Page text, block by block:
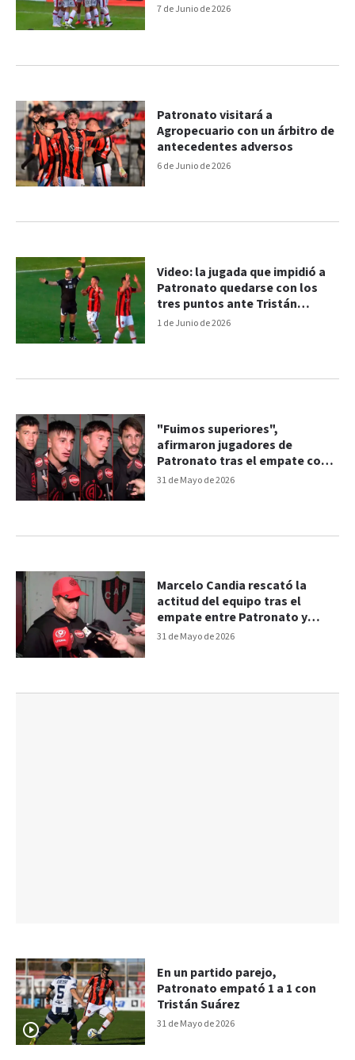
7 de Junio de 2026
6 de Junio de 2026
Patronato visitará a
Agropecuario con un árbitro de
antecedentes adversos
1 de Junio de 2026
Video: la jugada que impidió a
Patronato quedarse con los
tres puntos ante Tristán
Suárez
31 de Mayo de 2026
"Fuimos superiores",
afirmaron jugadores de
Patronato tras el empate con
Tristán Suárez
31 de Mayo de 2026
Marcelo Candia rescató la
actitud del equipo tras el
empate entre Patronato y
Tristán Suárez
31 de Mayo de 2026
En un partido parejo,
Patronato empató 1 a 1 con
Tristán Suárez